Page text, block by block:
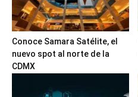
Conoce Samara Satélite, el
nuevo spot al norte de la
CDMX